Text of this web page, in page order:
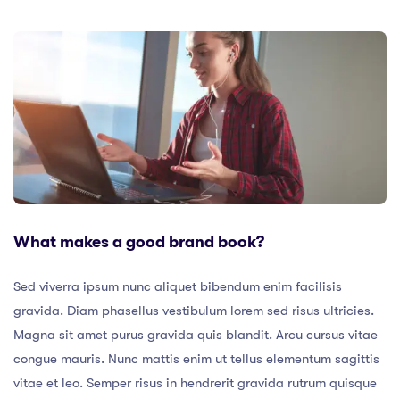
What makes a good brand book?
Sed viverra ipsum nunc aliquet bibendum enim facilisis
gravida. Diam phasellus vestibulum lorem sed risus ultricies.
Magna sit amet purus gravida quis blandit. Arcu cursus vitae
congue mauris. Nunc mattis enim ut tellus elementum sagittis
vitae et leo. Semper risus in hendrerit gravida rutrum quisque